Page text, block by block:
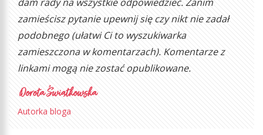
zamieścisz pytanie upewnij się czy nikt nie zadał
podobnego (ułatwi Ci to wyszukiwarka
zamieszczona w komentarzach). Komentarze z
linkami mogą nie zostać opublikowane.
Autorka bloga